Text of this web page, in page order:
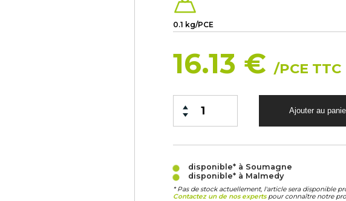
0.1 kg/PCE
16.13 € /PCE TTC
disponible* à Soumagne
disponible* à Malmedy
* Pas de stock actuellement, l'article sera disponible
Contactez un de nos expertspour connaître notre